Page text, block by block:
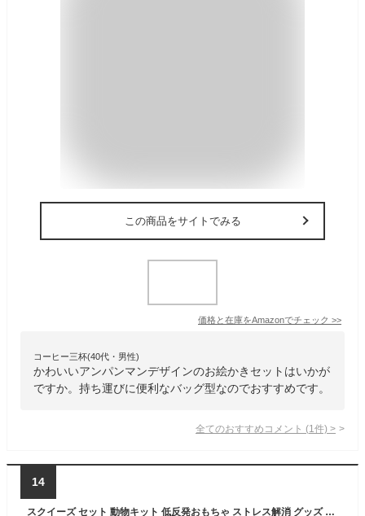
この商品をサイトでみる
価格と在庫をAmazonでチェック >>
コーヒー三杯(40代・男性)
かわいいアンパンマンデザインのお絵かきセットはいかが
ですか。持ち運びに便利なバッグ型なのでおすすめです。
全てのおすすめコメント (1 件) >
14
スクイーズ セット 動物キット 低反発おもちゃ ストレス解消 グッズ 握る 顔表情 可愛い 減圧 子供 景品おもちゃ 暇つぶし おもしろグッズ ランダム出荷 (5PCS 透明)